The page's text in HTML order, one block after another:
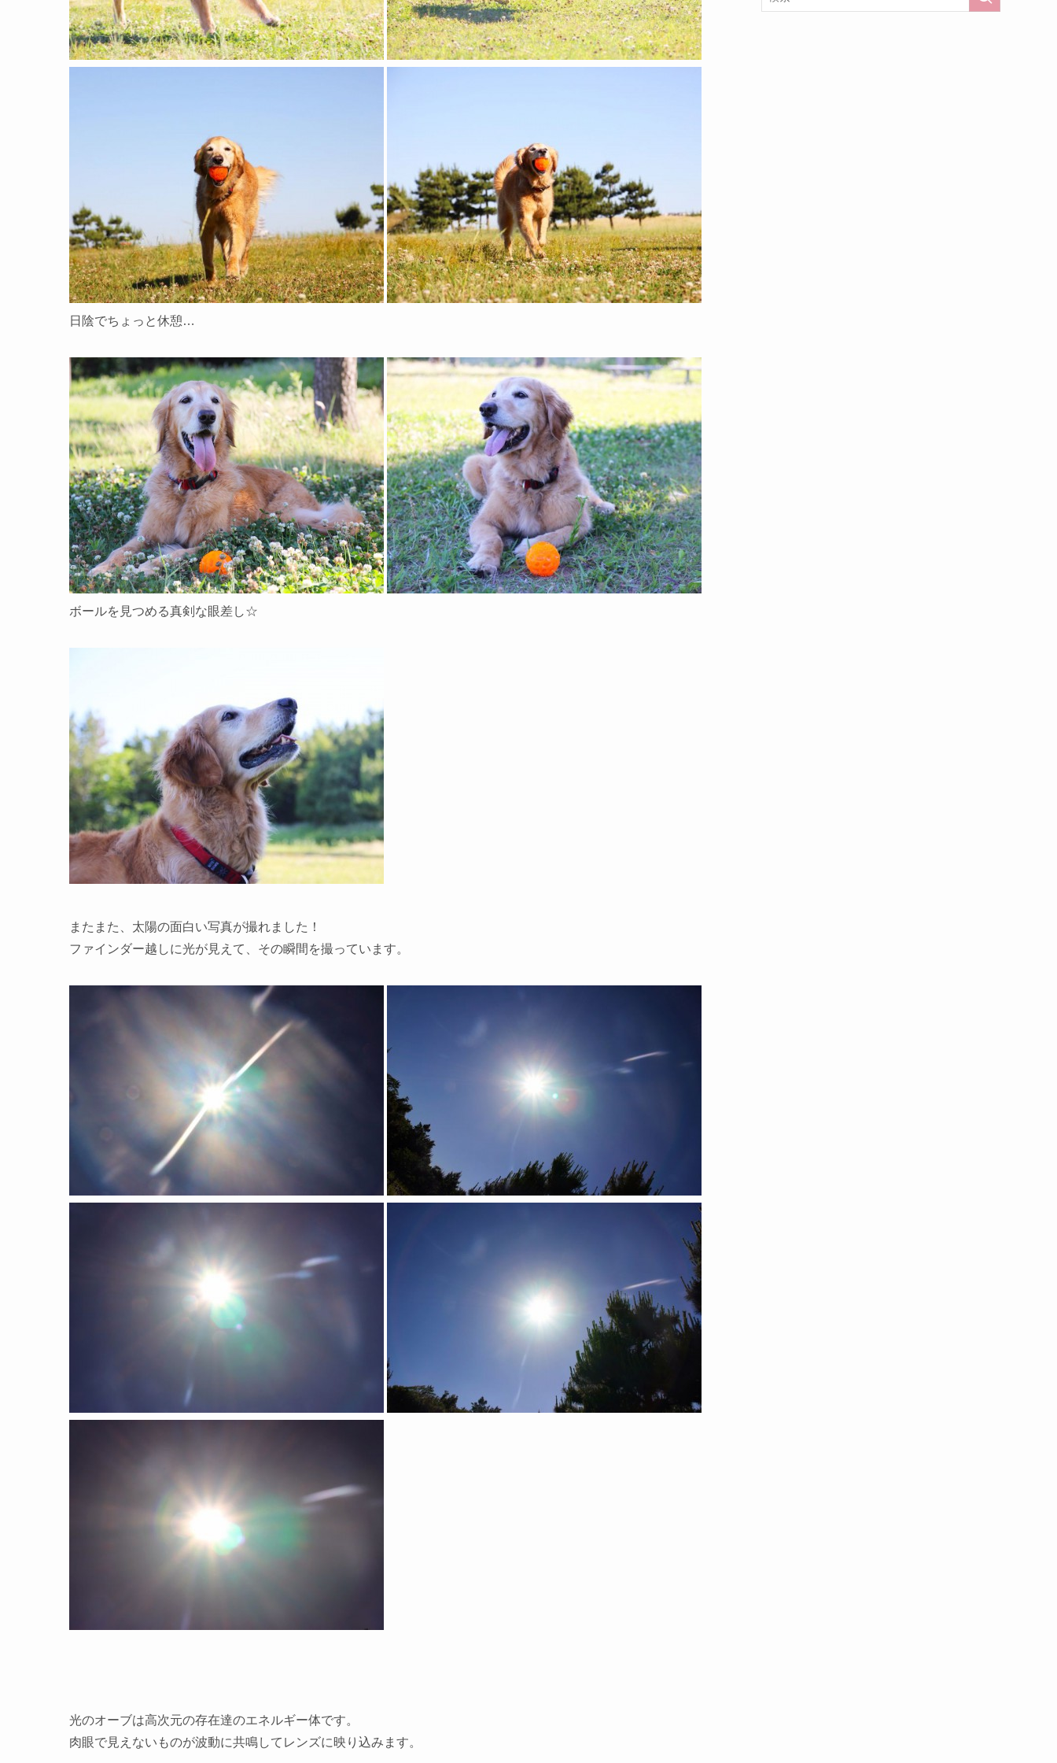
日陰でちょっと休憩…
ボールを見つめる真剣な眼差し☆
またまた、太陽の面白い写真が撮れました！
ファインダー越しに光が見えて、その瞬間を撮っています。
光のオーブは高次元の存在達のエネルギー体です。
肉眼で見えないものが波動に共鳴してレンズに映り込みます。